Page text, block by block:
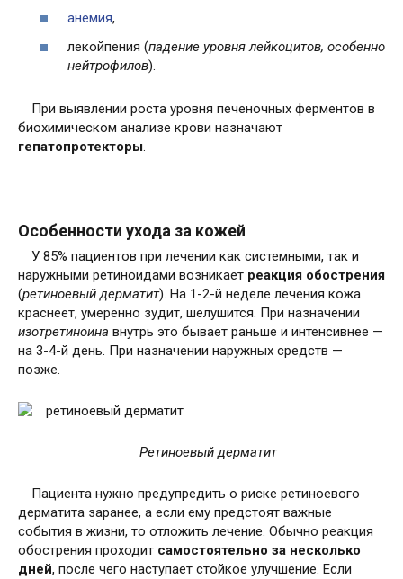
анемия,
лекойпения (падение уровня лейкоцитов, особенно
нейтрофилов).
При выявлении роста уровня печеночных ферментов в
биохимическом анализе крови назначают
гепатопротекторы
Особенности ухода за кожей
У 85% пациентов при лечении как системными, так и
наружными ретиноидами возникает реакция обострения
(ретиноевый дерматит). На 1-2-й неделе лечения кожа
краснеет, умеренно зудит, шелушится. При назначении
изотретиноина внутрь это бывает раньше и интенсивнее —
на 3-4-й день. При назначении наружных средств —
позже.
Ретиноевый дерматит
Пациента нужно предупредить о риске ретиноевого
дерматита заранее, а если ему предстоят важные
события в жизни, то отложить лечение. Обычно реакция
обострения проходит самостоятельно за несколько
дней, после чего наступает стойкое улучшение. Если